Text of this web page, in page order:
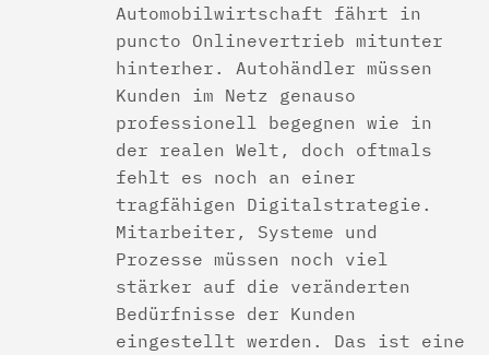
Automobilwirtschaft fährt in
puncto Onlinevertrieb mitunter
hinterher. Autohändler müssen
Kunden im Netz genauso
professionell begegnen wie in
der realen Welt, doch oftmals
fehlt es noch an einer
tragfähigen Digitalstrategie.
Mitarbeiter, Systeme und
Prozesse müssen noch viel
stärker auf die veränderten
Bedürfnisse der Kunden
eingestellt werden. Das ist eine